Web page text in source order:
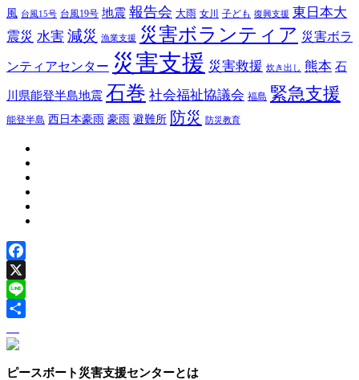
風 台風15号 台風19号 地震 報告会 大雨 女川 子ども 復興支援 東日本大
震災 水害 減災 漁業支援 災害ボランティア 災害ボラ
ンティアセンター 災害支援 災害救援 炊き出し 熊本 石
川県能登半島地震 石巻 社会福祉協議会 福島 緊急支援
能登半島 西日本豪雨 豪雨 避難所 防災 防災教育
Facebook
X
Line
ピースボート災害支援センターとは